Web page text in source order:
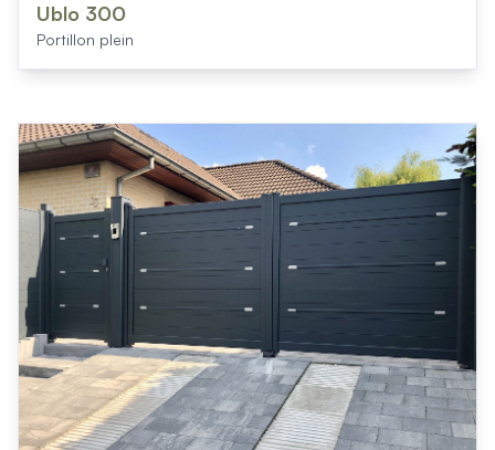
Ublo 300
Portillon plein